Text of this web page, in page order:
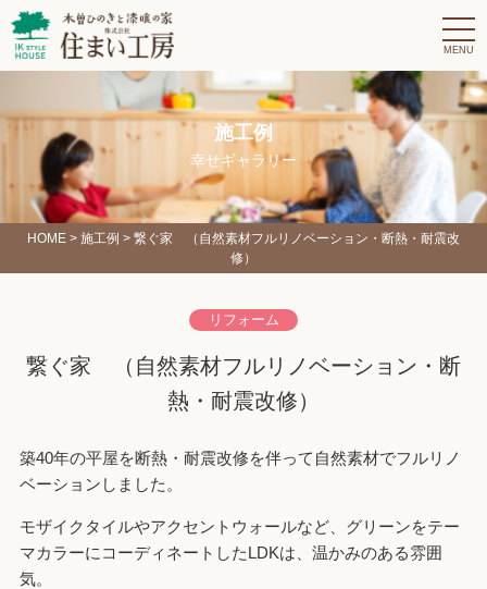
t
o
g
g
l
e
n
v
a
t
i
n
施工例
幸せギャラリー
HOME > 施工例 > 繋ぐ家 （自然素材フルリノベーション・断熱・耐震改
修）
リフォーム
繋ぐ家 （自然素材フルリノベーション・断
熱・耐震改修）
築40年の平屋を断熱・耐震改修を伴って自然素材でフルリノ
ベーションしました。
モザイクタイルやアクセントウォールなど、グリーンをテー
マカラーにコーディネートしたLDKは、温かみのある雰囲
気。